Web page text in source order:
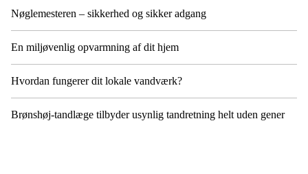
Nøglemesteren – sikkerhed og sikker adgang
En miljøvenlig opvarmning af dit hjem
Hvordan fungerer dit lokale vandværk?
Brønshøj-tandlæge tilbyder usynlig tandretning helt uden gener